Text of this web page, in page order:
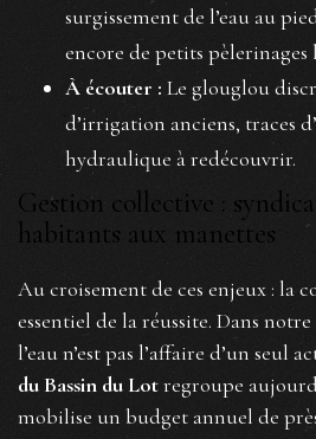
surgissement de l’eau au
encore de petits pèlerinages
À écouter : Le glouglou
d’irrigation anciens, traces
hydraulique à redécouvrir.
Gestion collective :
habitants aux manettes
Au croisement de ces enjeux : la
essentiel de la réussite. Dans
l’eau n’est pas l’affaire d’un seul
du Bassin du Lotregroupe
mobilise un budget annuel de